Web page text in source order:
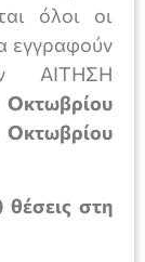
όλοι οι
εγγραφούν
ΑΙΤΗΣΗ
Οκτωβρίου
Οκτωβρίου
στη